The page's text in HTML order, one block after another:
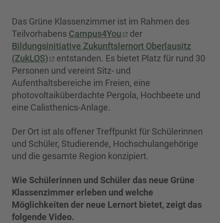
Das Grüne Klassenzimmer ist im Rahmen des
Teilvorhabens Campus4You
der
Bildungsinitiative Zukunftslernort Oberlausitz
(ZukLOS)
entstanden. Es bietet Platz für rund 30
Personen und vereint Sitz- und
Aufenthaltsbereiche im Freien, eine
photovoltaiküberdachte Pergola, Hochbeete und
eine Calisthenics-Anlage.
Der Ort ist als offener Treffpunkt für Schülerinnen
und Schüler, Studierende, Hochschulangehörige
und die gesamte Region konzipiert.
Wie Schülerinnen und Schüler das neue Grüne
Klassenzimmer erleben und welche
Möglichkeiten der neue Lernort bietet, zeigt das
folgende Video.